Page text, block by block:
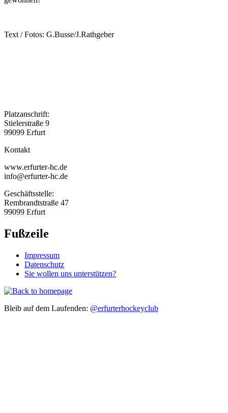
Text / Fotos: G.Busse/J.Rathgeber
Platzanschrift:
Stielerstraße 9
99099 Erfurt
Kontakt
www.erfurter-hc.de
info@erfurter-hc.de
Geschäftsstelle:
Rembrandtstraße 47
99099 Erfurt
Fußzeile
Impressum
Datenschutz
Sie wollen uns unterstützen?
Bleib auf dem Laufenden: @erfurterhockeyclub